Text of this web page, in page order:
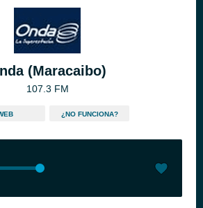
(Maracaibo)
107.3 FM
¿NO FUNCIONA?